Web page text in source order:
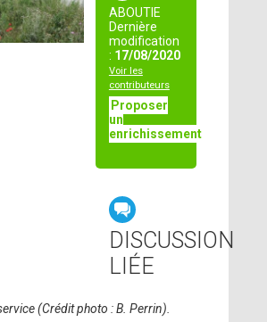
ABOUTIE
Dernière
modification
: 17/08/2020
Voir les
contributeurs
Proposer
un
enrichissement
DISCUSSION
LIÉE
(Crédit photo : B. Perrin).